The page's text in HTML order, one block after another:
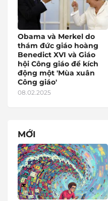
Obama và Merkel do
thám đức giáo hoàng
Benedict XVI và Giáo
hội Công giáo để kích
động một 'Mùa xuân
Công giáo'
08.02.2025
MỚI